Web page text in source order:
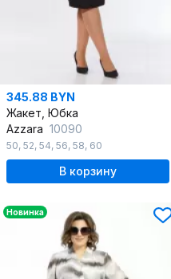
345.88 BYN
Жакет, Юбка
Azzara 10090
50, 52, 54, 56, 58, 60
В корзину
Новинка